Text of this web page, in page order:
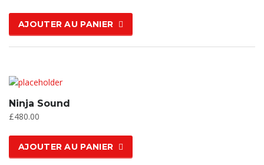
AJOUTER AU PANIER
Ninja Sound
£480.00
AJOUTER AU PANIER